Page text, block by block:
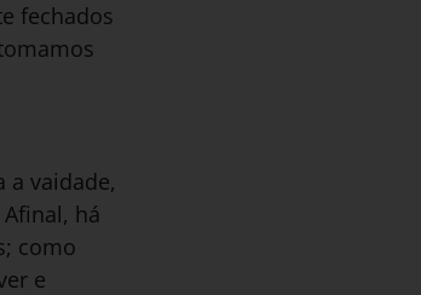
fechados
a vaidade,
há
como
e